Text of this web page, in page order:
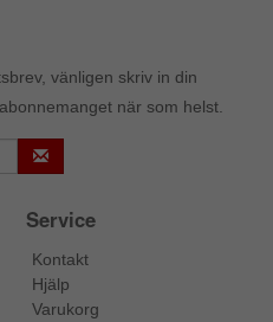
vänligen skriv in din
när som helst.
Service
Kontakt
Hjälp
Varukorg